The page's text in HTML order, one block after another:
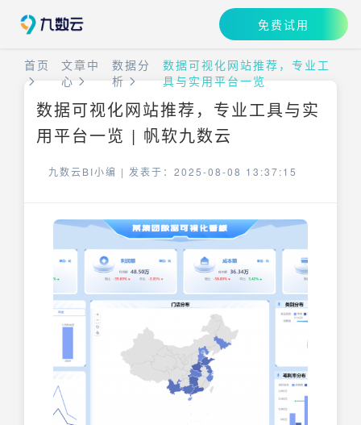
免费试用
首页
文章中
心
数据分
析
数据可视化网站推荐，专业工
具与实用平台一览
数据可视化网站推荐，专业工具与实
用平台一览 | 帆软九数云
九数云BI小编 | 发表于：2025-08-08 13:37:15